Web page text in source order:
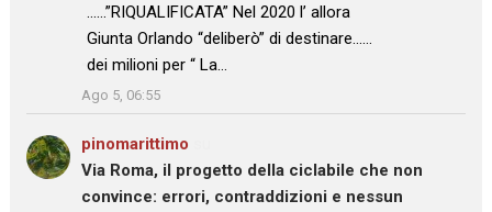
……”RIQUALIFICATA” Nel 2020 l’ allora
Giunta Orlando “deliberò” di destinare……
dei milioni per “ La…
”
Ago 5, 06:55
pinomarittimo
Via Roma, il progetto della ciclabile che non
convince: errori, contraddizioni e nessun